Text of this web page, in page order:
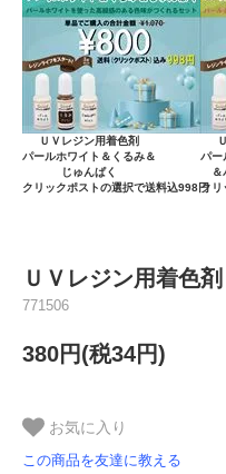
ＵＶレジン用着色剤
パールホワイト＆くるみ＆
じゅんぱく
クリックポストの選択で送料込998円
パー
クリ
ＵＶレジン用着色
771506
380円(税34円)
お気に入り
この商品を友達に教える